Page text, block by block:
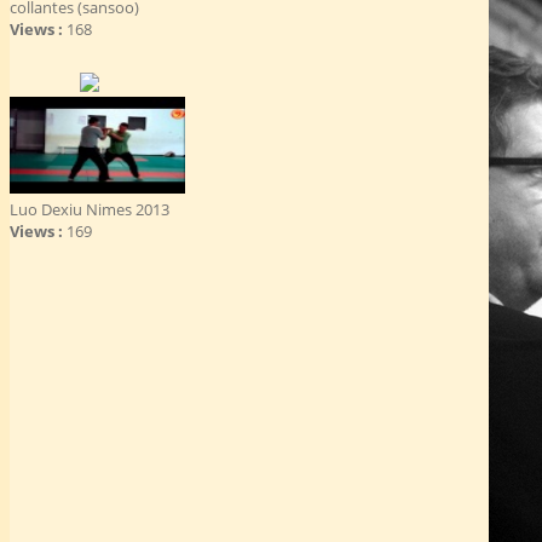
collantes (sansoo)
Views : 168
Luo Dexiu Nimes 2013
Views : 169